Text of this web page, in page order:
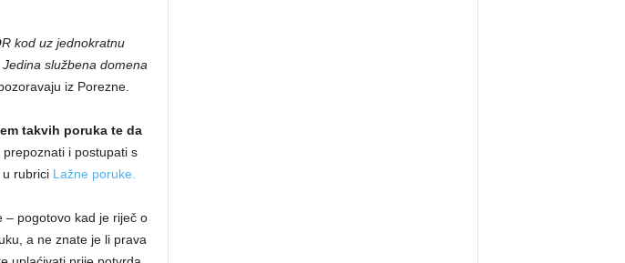
kod uz jednokratnu
službena domena
iz Porezne.
takvih poruka te da
i postupati s
rubrici Lažne poruke.
– pogotovo kad je riječ o
a ne znate je li prava